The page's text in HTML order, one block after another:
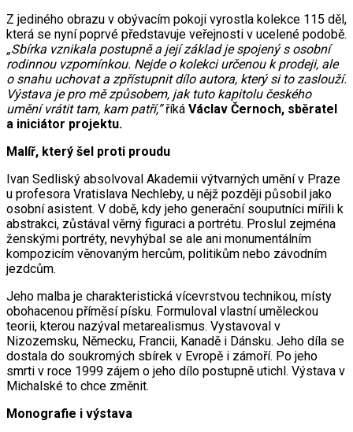
Z jediného obrazu v obývacím pokoji vyrostla kolekce 115 děl,
která se nyní poprvé představuje veřejnosti v ucelené podobě.
„Sbírka vznikala postupně a její základ je spojený s osobní
rodinnou vzpomínkou. Nejde o kolekci určenou k prodeji, ale
o snahu uchovat a zpřístupnit dílo autora, který si to zaslouží.
Výstava je pro mě způsobem, jak tuto kapitolu českého
umění vrátit tam, kam patří,”říká Václav Černoch, sběratel
a iniciátor projektu.
Malíř, který šel proti proudu
Ivan Sedliský absolvoval Akademii výtvarných umění v Praze
u profesora Vratislava Nechleby, u nějž později působil jako
osobní asistent. V době, kdy jeho generační souputníci mířili k
abstrakci, zůstával věrný figuraci a portrétu. Proslul zejména
ženskými portréty, nevyhýbal se ale ani monumentálním
kompozicím věnovaným hercům, politikům nebo závodním
jezdcům.
Jeho malba je charakteristická vícevrstvou technikou, místy
obohacenou příměsí písku. Formuloval vlastní uměleckou
teorii, kterou nazýval metarealismus. Vystavoval v
Nizozemsku, Německu, Francii, Kanadě i Dánsku. Jeho díla se
dostala do soukromých sbírek v Evropě i zámoří. Po jeho
smrti v roce 1999 zájem o jeho dílo postupně utichl. Výstava v
Michalské to chce změnit.
Monografie i výstava